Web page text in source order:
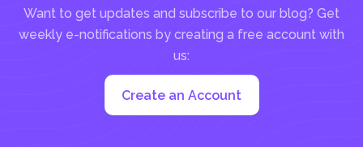
Want to get updates and subscribe to our blog? Get
weekly e-notifications by creating a free account with
us:
Create an Account